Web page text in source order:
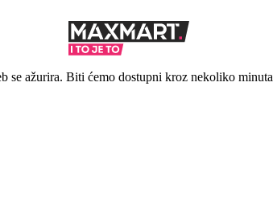
se ažurira. Biti ćemo dostupni kroz nekoliko minuta